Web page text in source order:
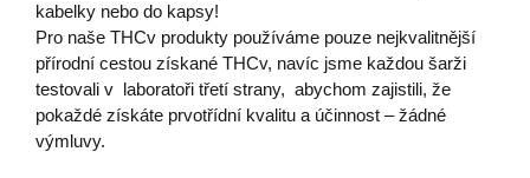
kabelky nebo do kapsy!
Pro naše THCv produkty používáme pouze nejkvalitnější
přírodní cestou získané THCv, navíc jsme každou šarži
testovali v laboratoři třetí strany, abychom zajistili, že
pokaždé získáte prvotřídní kvalitu a účinnost – žádné
výmluvy.